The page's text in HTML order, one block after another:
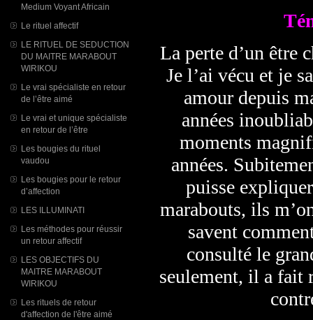
Medium Voyant Africain
Le rituel affectif
LE RITUEL DE SEDUCTION
DU MAITRE MARABOUT
WIRIKOU
Le vrai spécialiste en retour
de l’être aimé
Le vrai et unique spécialiste
en retour de l’être
Les bougies du rituel
vaudou
Les bougies pour le retour
d’affection
LES ILLUMINATI
Les méthodes pour réussir
un retour affectif
LES OBJECTIFS DU
MAITRE MARABOUT
WIRIKOU
Les rituels de retour
d'affection de l'être aimé
La perte d’un être
Je l’ai vécu et je
amour depuis
années
moments
années.
puisse
marabouts, ils
savent
consulté le
seulement, il a fait